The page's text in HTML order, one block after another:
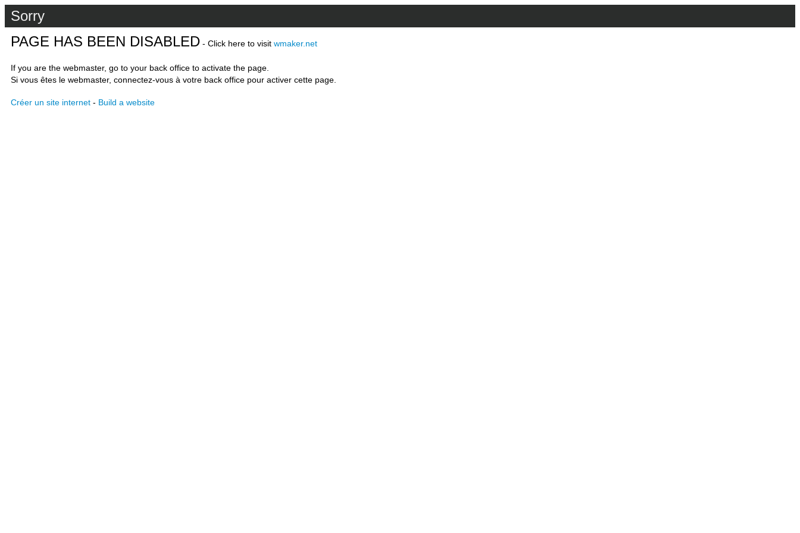
Sorry
PAGE HAS BEEN DISABLED - Click here to visit wmaker.net
If you are the webmaster, go to your back office to activate the page.
Si vous êtes le webmaster, connectez-vous à votre back office pour activer cette page.
Créer un site internet - Build a website